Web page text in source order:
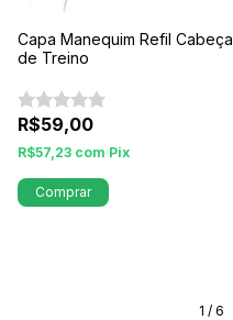
Capa Manequim Refil Cabeça
de Treino
R$59,00
R$57,23 com Pix
Comprar
1 / 6